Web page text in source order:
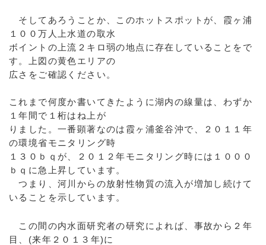
そしてあろうことか、このホットスポットが、霞ヶ浦
１００万人上水道の取水
ボイントの上流２キロ弱の地点に存在していることをで
す。上図の黄色エリアの
広さをご確認ください。
これまで何度か書いてきたように湖内の線量は、わずか
１年間で１桁はね上が
りました。一番顕著なのは霞ヶ浦釜谷沖で、２０１１年
の環境省モニタリング時
１３０ｂｑが、２０１２年モニタリング時には１０００
ｂｑに急上昇しています。
つまり、河川からの放射性物質の流入が増加し続けて
いることを示しています。
この間の内水面研究者の研究によれば、事故から２年
目、(来年２０１３年)に